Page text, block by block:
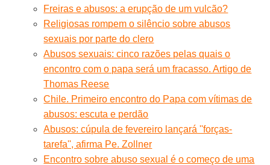
Freiras e abusos: a erupção de um vulcão?
Religiosas rompem o silêncio sobre abusos
sexuais por parte do clero
Abusos sexuais: cinco razões pelas quais o
encontro com o papa será um fracasso. Artigo de
Thomas Reese
Chile. Primeiro encontro do Papa com vítimas de
abusos: escuta e perdão
Abusos: cúpula de fevereiro lançará ''forças-
tarefa'', afirma Pe. Zollner
Encontro sobre abuso sexual é o começo de uma